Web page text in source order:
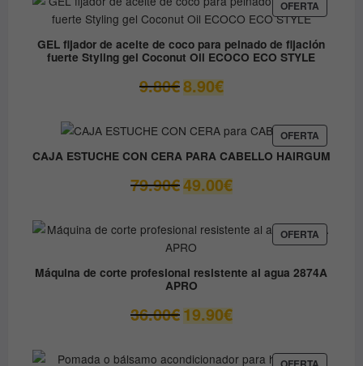
era:
12.30€.
es:
6.15€.
OFERTA
EN
GEL fijador de aceite de coco para peinado de fijación
fuerte Styling gel Coconut Oil ECOCO ECO STYLE
9.80€ El
precio
era:
9.80€.
8.90€El
precio
es:
8.90€.
OFERTA
EN
OFERTA
CAJA ESTUCHE CON CERA PARA CABELLO HAIRGUM
79.90€ El
precio
era:
79.90€.
49.00€El
precio
es:
OFERTA
EN
Máquina de corte profesional resistente al agua 2874A
APRO
36.00€ El
precio
19.90€El
precio